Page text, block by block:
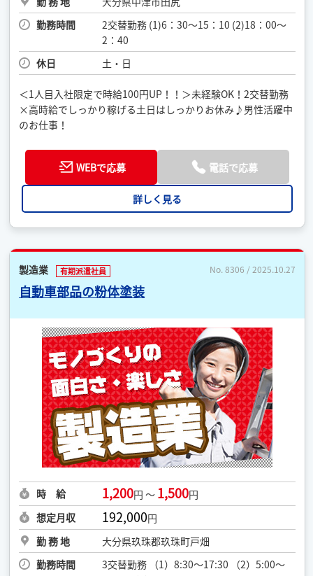
勤務時間
2交替勤務 (1)6：30〜15：10 (2)18：00〜
2：40
休日
土・日
＜1人目入社限定で時給100円UP！！＞未経験OK！2交替勤務
×高時給でしっかり稼げる土日はしっかりお休み♪男性活躍中
のお仕事！
WEBで応募 電話で応募
詳しく見る
製造業 有期派遣社員 No. 8306 / 2025.10.27
自動車部品の粉体塗装
時 給 1,200円 ～ 1,500円
想定月収
192,000円
勤 務 地
大分県玖珠郡玖珠町戸畑
勤務時間
3交替勤務 （1）8:30～17:30 （2）5:00～